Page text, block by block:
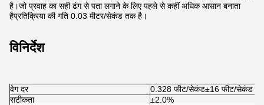
है।जो प्रवाह का सही ढंग से पता लगाने के लिए पहले से कहीं अधिक आसान बनाता
हैप्रतिक्रिया की गति 0.03 मीटर/सेकंड तक है।
विनिर्देश
वेग दर
0.328 फीट/सेकंड±16 फीट/सेकंड
सटीकता
±2.0%